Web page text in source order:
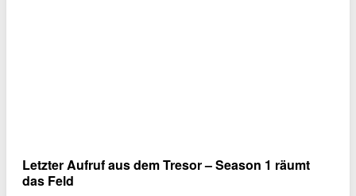
Letzter Aufruf aus dem Tresor – Season 1 räumt
das Feld